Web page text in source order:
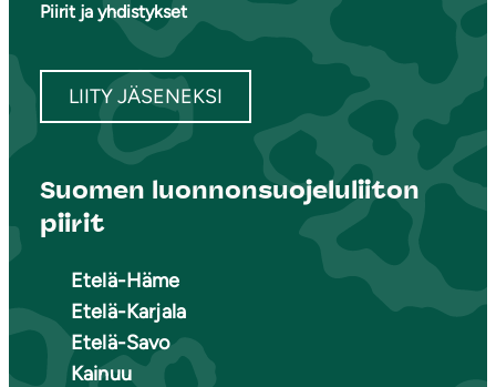
Piirit ja yhdistykset
LIITY JÄSENEKSI
Suomen luonnonsuojeluliiton
piirit
Etelä-Häme
Etelä-Karjala
Etelä-Savo
Kainuu